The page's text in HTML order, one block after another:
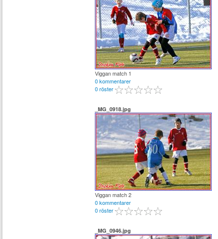
Viggan match 1
0 kommentarer
0 röster
_MG_0918.jpg
Viggan match 2
0 kommentarer
0 röster
_MG_0946.jpg